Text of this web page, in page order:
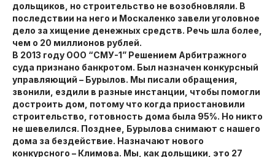
дольщиков, но строительство не возобновляли. В
последствии на него и Москаленко завели уголовное
дело за хищение денежных средств. Речь шла более,
чем о 20 миллионов рублей.
В 2013 году ООО “СМУ-1” Решением Арбитражного
суда признано банкротом. Был назначен конкурсный
управляющий – Бурылов. Мы писали обращения,
звонили, ездили в разные инстанции, чтобы помогли
достроить дом, потому что когда приостановили
строительство, готовность дома была 95%. Но никто
не шевелился. Позднее, Бурылова снимают с нашего
дома за бездействие. Назначают нового
конкурсного – Климова. Мы, как дольщики, это 27